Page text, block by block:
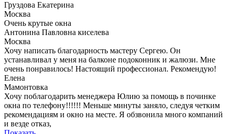
Груздова Екатерина
Москва
Очень крутые окна
Антонина Павловна киселева
Москва
Хочу написать благодарность мастеру Сергею. Он
устанавливал у меня на балконе подоконник и жалюзи. Мне
очень понравилось! Настоящий профессионал. Рекомендую!
Елена
Мамонтовка
Хочу поблагодарить менеджера Юлию за помощь в починке
окна по телефону!!!!!! Меньше минуты заняло, следуя четким
рекомендациям и окно на месте. Я обзвонила много компаний
и везде отказ,